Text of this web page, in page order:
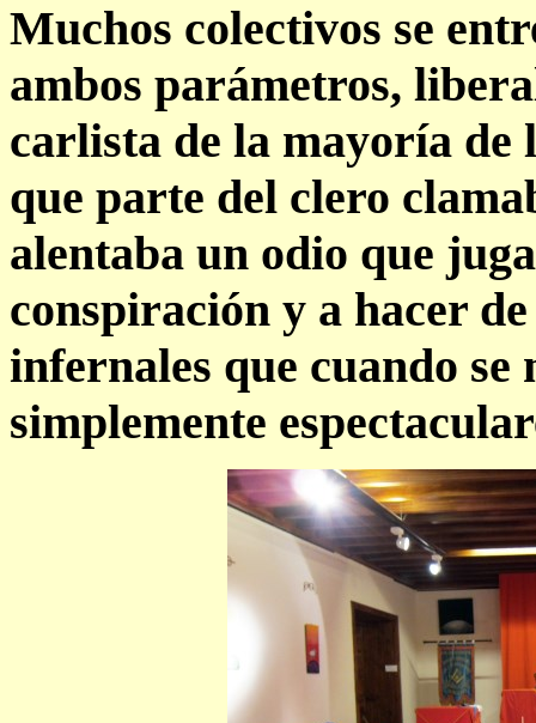
Muchos colectivos se
ambos parámetros,
carlista de la mayoría de
que parte del clero
alentaba un odio que
conspiración y a hacer
infernales que cuando
simplemente